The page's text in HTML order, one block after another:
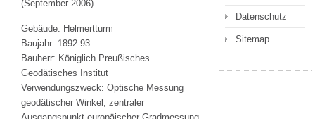
(September 2006)
Gebäude: Helmertturm
Baujahr: 1892-93
Bauherr: Königlich Preußisches
Geodätisches Institut
Verwendungszweck: Optische Messung
geodätischer Winkel, zentraler
Datenschutz
Sitemap